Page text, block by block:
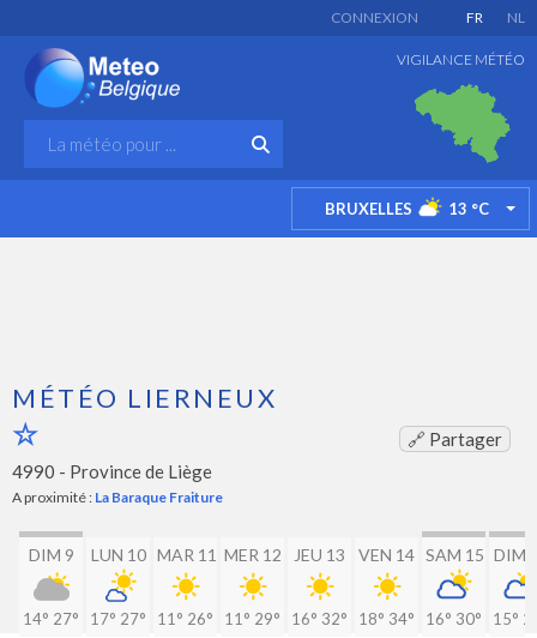
FR NL
CONNEXION
VIGILANCE MÉTÉO
BRUXELLES 13 °C
MÉTÉO LIERNEUX
🔗 Partager
4990 - Province de Liège
A proximité : La Baraque Fraiture
DIM 9
14° 27°
LUN 10
17° 27°
MAR 11
11° 26°
MER 12
11° 29°
JEU 13
16° 32°
VEN 14
18° 34°
SAM 15
16° 30°
DIM
15°